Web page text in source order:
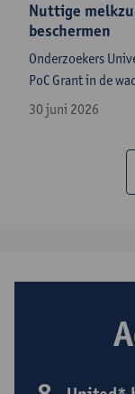
Nuttige
beschermen
​Onderzoekers
PoC Grant in de
30 juni 2026